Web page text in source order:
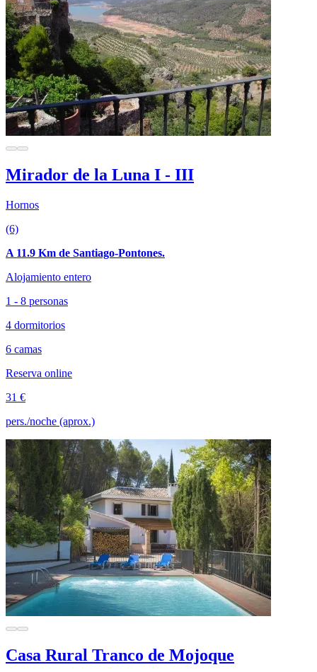
Mirador de la Luna I - III
Hornos
(6)
A 11.9 Km de Santiago-Pontones.
Alojamiento entero
1 - 8 personas
4 dormitorios
6 camas
Reserva online
31 €
pers./noche (aprox.)
Casa Rural Tranco de Mojoque